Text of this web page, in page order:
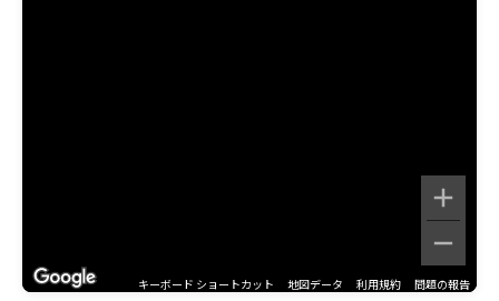
キーボード ショートカット 地図データ 利用規約 問題の報告